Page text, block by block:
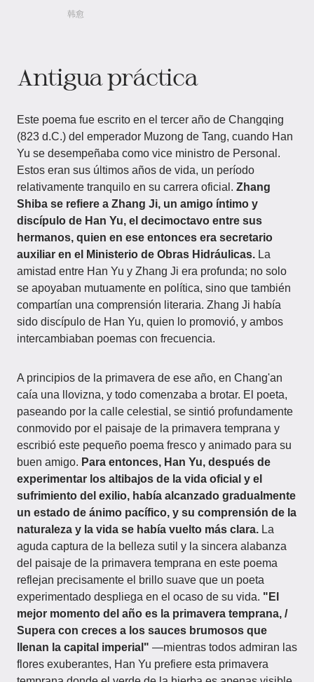
韩愈
Antigua práctica
Este poema fue escrito en el tercer año de Changqing
(823 d.C.) del emperador Muzong de Tang, cuando Han
Yu se desempeñaba como vice ministro de Personal.
Estos eran sus últimos años de vida, un período
relativamente tranquilo en su carrera oficial. Zhang
Shiba se refiere a Zhang Ji, un amigo íntimo y
discípulo de Han Yu, el decimoctavo entre sus
hermanos, quien en ese entonces era secretario
auxiliar en el Ministerio de Obras Hidráulicas. La
amistad entre Han Yu y Zhang Ji era profunda; no solo
se apoyaban mutuamente en política, sino que también
compartían una comprensión literaria. Zhang Ji había
sido discípulo de Han Yu, quien lo promovió, y ambos
intercambiaban poemas con frecuencia.
A principios de la primavera de ese año, en Chang'an
caía una llovizna, y todo comenzaba a brotar. El poeta,
paseando por la calle celestial, se sintió profundamente
conmovido por el paisaje de la primavera temprana y
escribió este pequeño poema fresco y animado para su
buen amigo. Para entonces, Han Yu, después de
experimentar los altibajos de la vida oficial y el
sufrimiento del exilio, había alcanzado gradualmente
un estado de ánimo pacífico, y su comprensión de la
naturaleza y la vida se había vuelto más clara. La
aguda captura de la belleza sutil y la sincera alabanza
del paisaje de la primavera temprana en este poema
reflejan precisamente el brillo suave que un poeta
experimentado despliega en el ocaso de su vida. "El
mejor momento del año es la primavera temprana, /
Supera con creces a los sauces brumosos que
llenan la capital imperial" —mientras todos admiran las
flores exuberantes, Han Yu prefiere esta primavera